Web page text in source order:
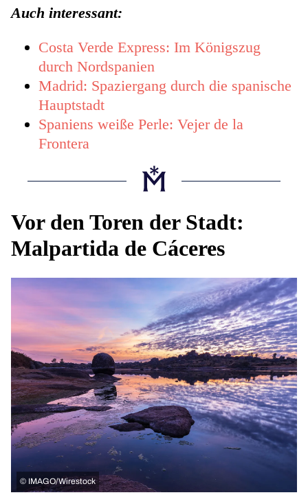
Auch interessant:
Costa Verde Express: Im Königszug
durch Nordspanien
Madrid: Spaziergang durch die spanische
Hauptstadt
Spaniens weiße Perle: Vejer de la
Frontera
Vor den Toren der Stadt:
Malpartida de Cáceres
© IMAGO/Wirestock